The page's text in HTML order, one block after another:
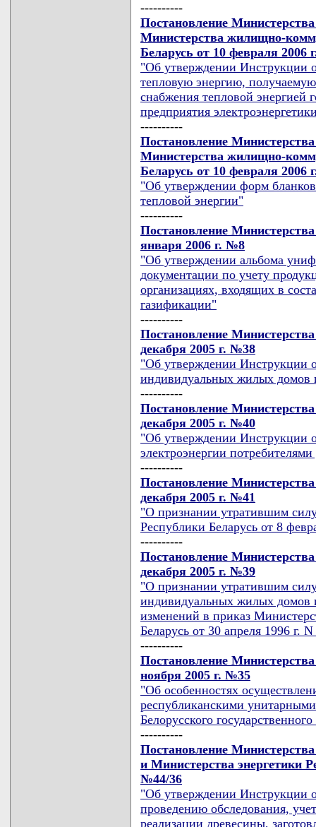
----------
Постановление
Министерства жилищно-
Беларусь от 10 февраля 2006
"Об утверждении Инструкции
тепловую энергию,
снабжения тепловой энергией
предприятия
----------
Постановление
Министерства жилищно-
Беларусь от 10 февраля 2006
"Об утверждении форм
тепловой энергии"
----------
Постановление
января 2006 г. №8
"Об утверждении альбома
документации по учету
организациях, входящих в
газификации"
----------
Постановление
декабря 2005 г. №38
"Об утверждении Инструкции
индивидуальных жилых домов
----------
Постановление
декабря 2005 г. №40
"Об утверждении Инструкции
электроэнергии
----------
Постановление
декабря 2005 г. №41
"О признании утратившим
Республики Беларусь от 8
----------
Постановление
декабря 2005 г. №39
"О признании утратившим
индивидуальных жилых домов
изменений в приказ
Беларусь от 30 апреля 1996 г.
----------
Постановление
ноября 2005 г. №35
"Об особенностях
республиканскими
Белорусского
----------
Постановление
и Министерства энергетики
№44/36
"Об утверждении Инструкции
проведению обследования,
реализации древесины,